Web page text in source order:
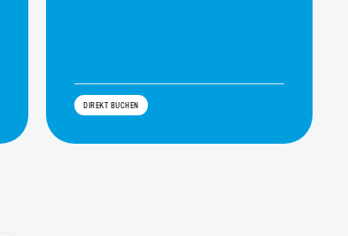
DIREKT BUCHEN